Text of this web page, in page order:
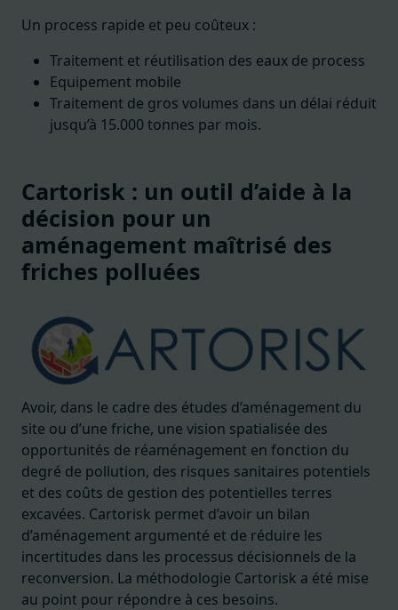
Un process rapide et peu coûteux :
Traitement et réutilisation des eaux de process
Equipement mobile
Traitement de gros volumes dans un délai réduit
jusqu’à 15.000 tonnes par mois.
Cartorisk : un outil d’aide à la
décision pour un
aménagement maîtrisé des
friches polluées
Avoir, dans le cadre des études d’aménagement du
site ou d’une friche, une vision spatialisée des
opportunités de réaménagement en fonction du
degré de pollution, des risques sanitaires potentiels
et des coûts de gestion des potentielles terres
excavées. Cartorisk permet d’avoir un bilan
d’aménagement argumenté et de réduire les
incertitudes dans les processus décisionnels de la
reconversion. La méthodologie Cartorisk a été mise
au point pour répondre à ces besoins.